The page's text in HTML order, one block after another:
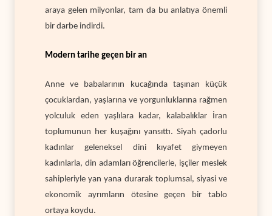
araya gelen milyonlar, tam da bu anlatıya önemli
bir darbe indirdi.
Modern tarihe geçen bir an
Anne ve babalarının kucağında taşınan küçük
çocuklardan, yaşlarına ve yorgunluklarına rağmen
yolculuk eden yaşlılara kadar, kalabalıklar İran
toplumunun her kuşağını yansıttı. Siyah çadorlu
kadınlar geleneksel dini kıyafet giymeyen
kadınlarla, din adamları öğrencilerle, işçiler meslek
sahipleriyle yan yana durarak toplumsal, siyasi ve
ekonomik ayrımların ötesine geçen bir tablo
ortaya koydu.